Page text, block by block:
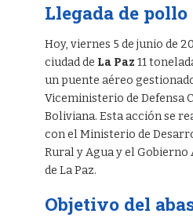
Llegada de pollo
Hoy, viernes 5 de junio de
ciudad de La Paz 11
un puente aéreo
Viceministerio de Defensa
Boliviana. Esta acción se
con el Ministerio de
Rural y Agua y el
de La Paz.
Objetivo del